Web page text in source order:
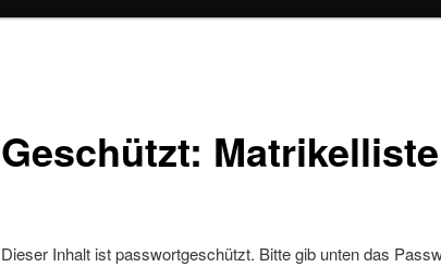
Geschützt:
Dieser Inhalt ist passwortgeschützt. Bitte gib unten das